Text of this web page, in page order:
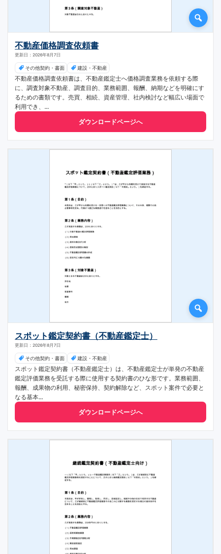
不動産価格調査依頼書
更新日：2026年8月7日
その他契約・書面 建設・不動産
不動産価格調査依頼書は、不動産鑑定士へ価格調査業務を依頼する際
に、調査対象不動産、調査目的、業務範囲、報酬、納期などを明確にす
るための書類です。売買、相続、資産管理、社内検討など幅広い場面で
利用でき、...
ダウンロードページへ
スポット鑑定契約書（不動産鑑定士）
更新日：2026年8月7日
その他契約・書面 建設・不動産
スポット鑑定契約書（不動産鑑定士）は、不動産鑑定士が単発の不動産
鑑定評価業務を受託する際に使用する契約書のひな形です。業務範囲、
報酬、成果物の利用、秘密保持、契約解除など、スポット案件で必要と
なる基本...
ダウンロードページへ